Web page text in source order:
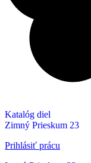
Katalóg diel
Zimný Prieskum 23
Prihlásiť prácu